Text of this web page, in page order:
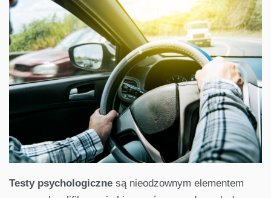
Testy psychologiczne są nieodzownym elementem